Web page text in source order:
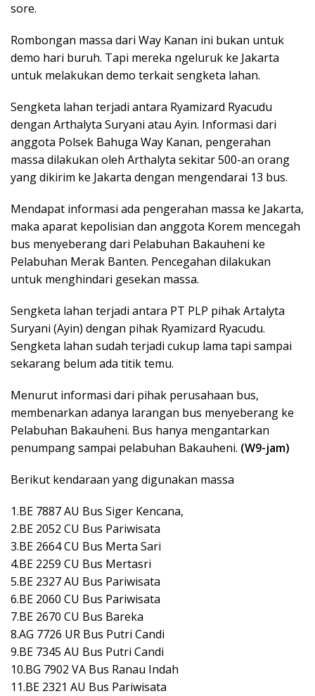
sore.
Rombongan massa dari Way Kanan ini bukan untuk
demo hari buruh. Tapi mereka ngeluruk ke Jakarta
untuk melakukan demo terkait sengketa lahan.
Sengketa lahan terjadi antara Ryamizard Ryacudu
dengan Arthalyta Suryani atau Ayin. Informasi dari
anggota Polsek Bahuga Way Kanan, pengerahan
massa dilakukan oleh Arthalyta sekitar 500-an orang
yang dikirim ke Jakarta dengan mengendarai 13 bus.
Mendapat informasi ada pengerahan massa ke Jakarta,
maka aparat kepolisian dan anggota Korem mencegah
bus menyeberang dari Pelabuhan Bakauheni ke
Pelabuhan Merak Banten. Pencegahan dilakukan
untuk menghindari gesekan massa.
Sengketa lahan terjadi antara PT PLP pihak Artalyta
Suryani (Ayin) dengan pihak Ryamizard Ryacudu.
Sengketa lahan sudah terjadi cukup lama tapi sampai
sekarang belum ada titik temu.
Menurut informasi dari pihak perusahaan bus,
membenarkan adanya larangan bus menyeberang ke
Pelabuhan Bakauheni. Bus hanya mengantarkan
penumpang sampai pelabuhan Bakauheni. (W9-jam)
Berikut kendaraan yang digunakan massa
1.BE 7887 AU Bus Siger Kencana,
2.BE 2052 CU Bus Pariwisata
3.BE 2664 CU Bus Merta Sari
4.BE 2259 CU Bus Mertasri
5.BE 2327 AU Bus Pariwisata
6.BE 2060 CU Bus Pariwisata
7.BE 2670 CU Bus Bareka
8.AG 7726 UR Bus Putri Candi
‌9.BE 7345 AU Bus Putri Candi
10.BG 7902 VA Bus Ranau Indah
11.BE 2321 AU Bus Pariwisata